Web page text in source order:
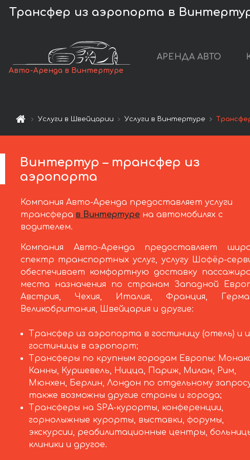
Трансфер из аэропорта в
Авто-Аренда в Винтертуре
АРЕНДА АВТО
Услуги в Швейцарии Услуги в Винтертуре
Винтертур – трансфер из
аэропорта
Компания Авто-Аренда предоставляет услуги
трансфера в Винтертуре на автомобилях с
водителем.
Компания Авто-Аренда предоставляет
спектр транспортных услуг, услугу Шофёр-
обеспечивает комфортную доставку
места назначения по странам Западной
Австрия, Чехия, Италия, Франция,
Великобритания, Швейцария и другие:
Трансфер из аэропорта в гостиницу (отель) и
гостиницы в аэропорт;
Трансферы по крупным городам Европы:
Канны, Куршевель, Ницца, Париж, Милан, Рим,
Мюнхен, Берлин, Лондон по отдельному
также возможны другие страны и города;
Трансферы на SPA-курорты, конференции,
горнолыжные курорты, выставки, форумы,
экскурсии, реабилитационные центры,
клиники и другое.